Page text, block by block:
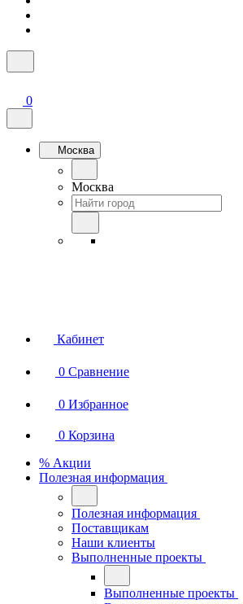
0
Москва
Москва
Кабинет
0 Сравнение
0 Избранное
0 Корзина
% Акции
Полезная информация
Полезная информация
Поставщикам
Наши клиенты
Выполненные проекты
Выполненные проекты